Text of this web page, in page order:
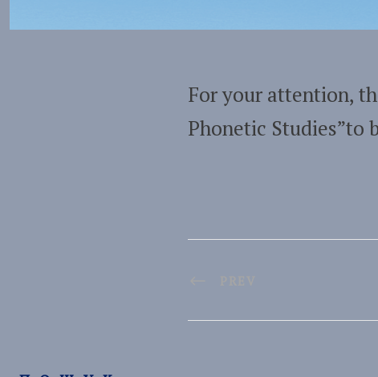
For your attention,
Phonetic Studies”to